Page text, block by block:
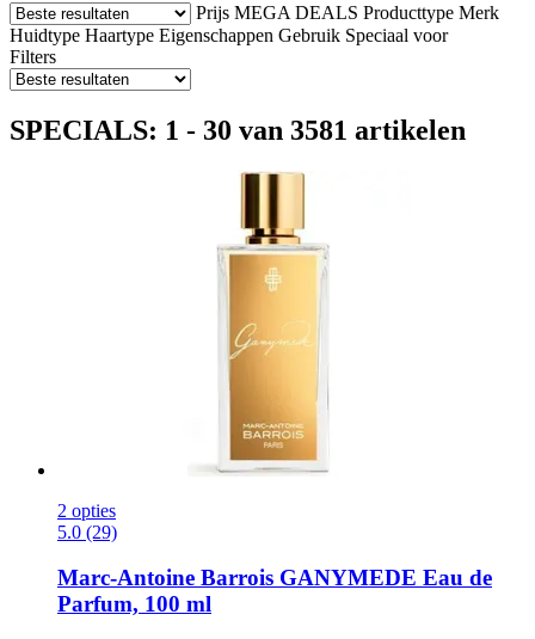
Prijs MEGA DEALS Producttype Merk
Huidtype Haartype Eigenschappen Gebruik Speciaal voor
Filters
SPECIALS: 1 - 30 van 3581 artikelen
2 opties
5.0 (29)
Marc-Antoine Barrois GANYMEDE Eau de
Parfum, 100 ml